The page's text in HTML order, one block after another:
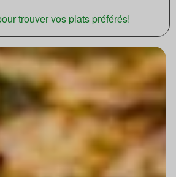
trouver vos plats préférés!